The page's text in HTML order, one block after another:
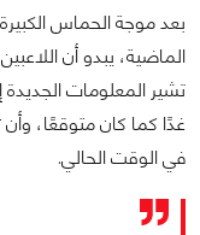
بعد موجة الحماس
الماضية، يبدو أن
تشير المعلومات
في الوقت الحالي.